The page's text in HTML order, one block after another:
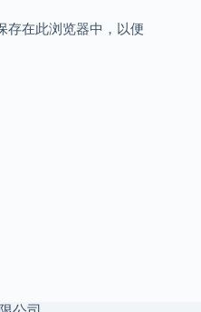
存在此浏览器中，以便